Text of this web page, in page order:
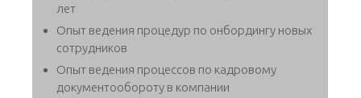
лет
Опыт ведения процедур по онбордингу новых
сотрудников
Опыт ведения процессов по кадровому
документообороту в компании